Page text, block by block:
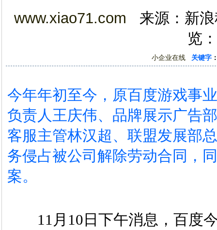
www.xiao71.com 来源：新
览
小企业在线 关键字
今年年初至今，原百度游戏事
负责人王庆伟、品牌展示广告
客服主管林汉超、联盟发展部
务侵占被公司解除劳动合同，
案。
11月10日下午消息，百度今